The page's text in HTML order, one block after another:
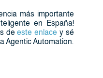
más importante
en España!
deeste enlace y sé
Agentic Automation.